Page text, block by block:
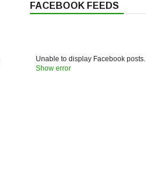
FACEBOOK FEEDS
Unable to display Facebook posts.
Show error